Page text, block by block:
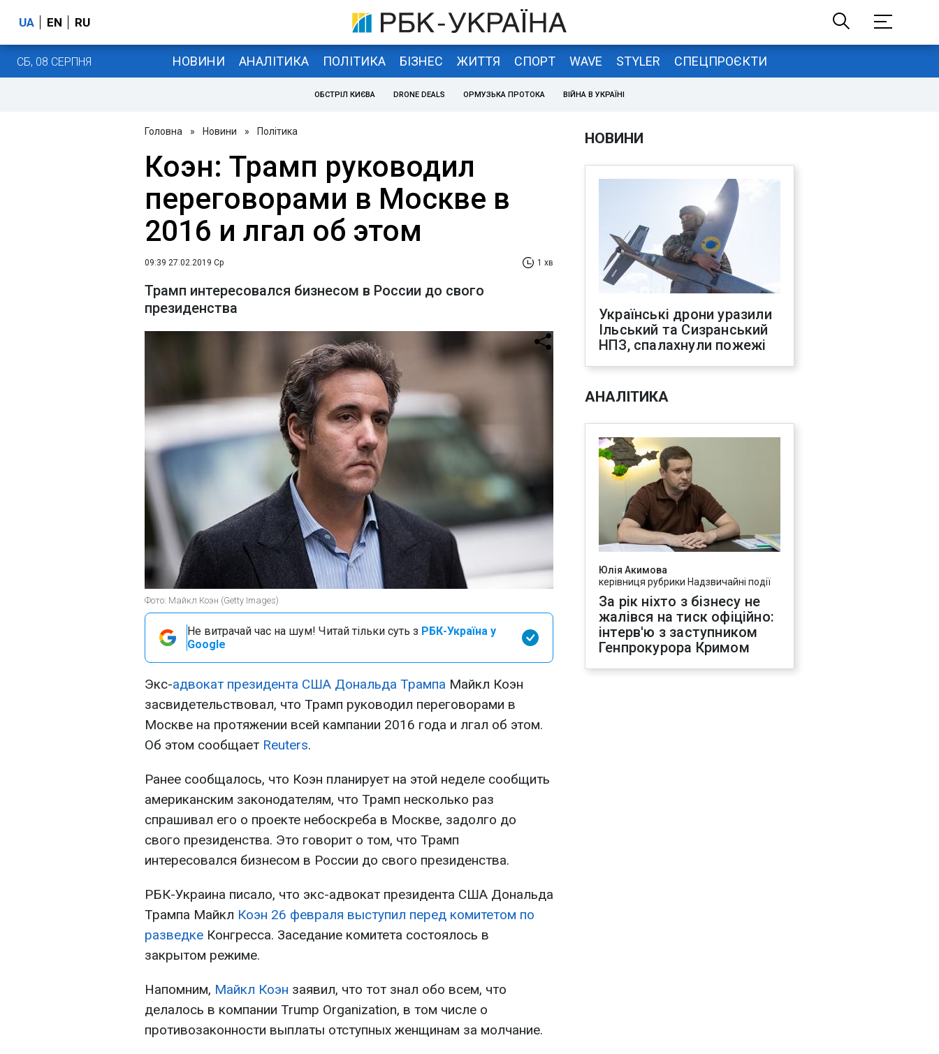
UA EN RU
СБ, 08 СЕРПНЯ НОВИНИ АНАЛІТИКА ПОЛІТИКА БІЗНЕС ЖИТТЯ СПОРТ WAVE STYLER СПЕЦПРОЄКТИ
ОБСТРІЛ КИЄВА DRONE DEALS ОРМУЗЬКА ПРОТОКА ВІЙНА В УКРАЇНІ
Головна » Новини » Політика
Коэн: Трамп руководил
переговорами в Москве в
2016 и лгал об этом
09:39 27.02.2019 Ср 1 хв
Трамп интересовался бизнесом в России до свого
президенства
Фото: Майкл Коэн (Getty Images)
Не витрачай час на шум! Читай тільки суть з РБК-Україна у
Google
Экс-адвокат президента США Дональда Трампа Майкл Коэн
засвидетельствовал, что Трамп руководил переговорами в
Москве на протяжении всей кампании 2016 года и лгал об этом.
Об этом сообщает Reuters.
Ранее сообщалось, что Коэн планирует на этой неделе сообщить
американским законодателям, что Трамп несколько раз
спрашивал его о проекте небоскреба в Москве, задолго до
свого президенства. Это говорит о том, что Трамп
интересовался бизнесом в России до свого президенства.
РБК-Украина писало, что экс-адвокат президента США Дональда
Трампа Майкл Коэн 26 февраля выступил перед комитетом по
разведке Конгресса. Заседание комитета состоялось в
закрытом режиме.
Напомним, Майкл Коэн заявил, что тот знал обо всем, что
делалось в компании Trump Organization, в том числе о
противозаконности выплаты отступных женщинам за молчание.
НОВИНИ
Українські дрони уразили
Ільський та Сизранський
НПЗ, спалахнули пожежі
АНАЛІТИКА
Юлія Акимова
керівниця рубрики Надзвичайні події
За рік ніхто з бізнесу не
жалівся на тиск офіційно:
інтерв'ю з заступником
Генпрокурора Кримом